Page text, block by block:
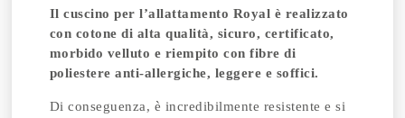
Il cuscino per l’allattamento Royal è realizzato
con cotone di alta qualità, sicuro, certificato,
morbido velluto e riempito con fibre di
poliestere anti-allergiche, leggere e soffici.
Di conseguenza, è incredibilmente resistente e si